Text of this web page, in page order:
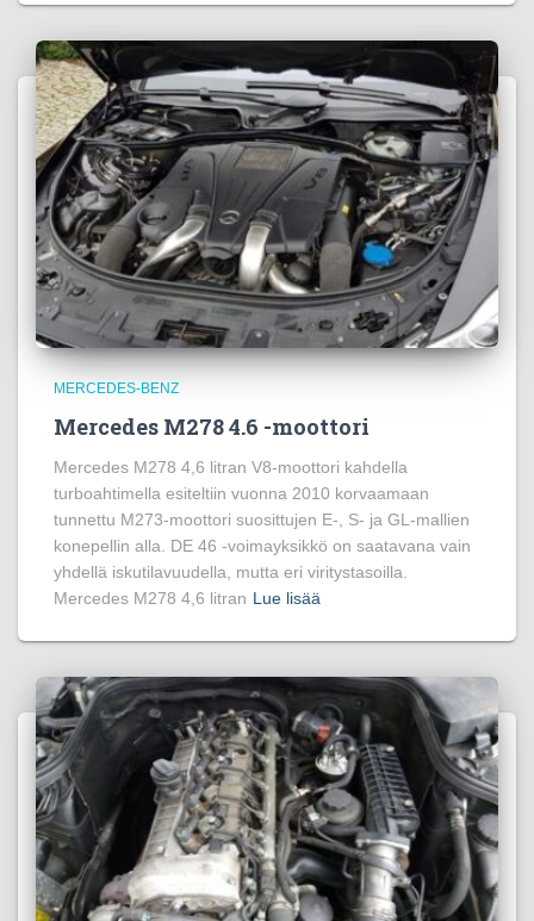
MERCEDES-BENZ
Mercedes M278 4.6 -moottori
Mercedes M278 4,6 litran V8-moottori kahdella
turboahtimella esiteltiin vuonna 2010 korvaamaan
tunnettu M273-moottori suosittujen E-, S- ja GL-mallien
konepellin alla. DE 46 -voimayksikkö on saatavana vain
yhdellä iskutilavuudella, mutta eri viritystasoilla.
Mercedes M278 4,6 litran Lue lisää